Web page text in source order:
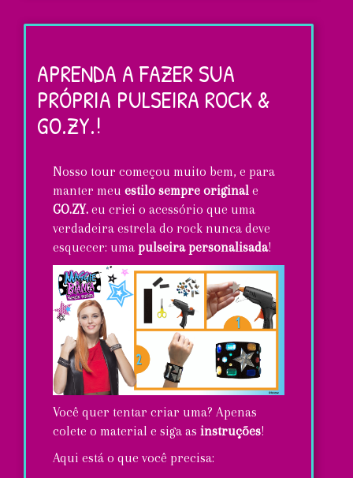
'n'
GO.ZY.
Estrelas
de
Natal!
APRENDA A FAZER SUA
PRÓPRIA PULSEIRA ROCK &
GO.ZY.!
Nosso tour começou muito bem, e para
manter meu estilo sempre original e
GO.ZY. eu criei o acessório que uma
verdadeira estrela do rock nunca deve
esquecer: uma pulseira personalisada!
Você quer tentar criar uma? Apenas
colete o material e siga as instruções!
Aqui está o que você precisa: